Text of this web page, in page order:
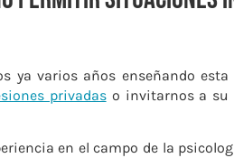
ya varios años enseñando
privadaso invitarnos a su
en el campo de la